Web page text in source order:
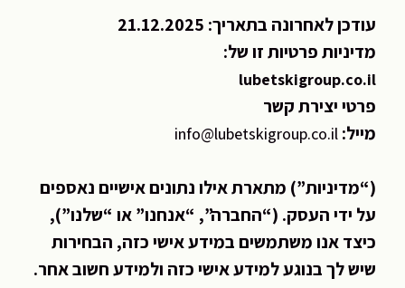
עודכן לאחרונה בתאריך: 21.12.2025
מדיניות פרטיות זו של:
lubetskigroup.co.il
פרטי יצירת קשר
מייל:info@lubetskigroup.co.il
(“מדיניות”) מתארת אילו נתונים אישיים נאספים
על ידי העסק. (“החברה”, “אנחנו” או “שלנו”),
כיצד אנו משתמשים במידע אישי כזה, הבחירות
שיש לך בנוגע למידע אישי כזה ולמידע חשוב אחר.